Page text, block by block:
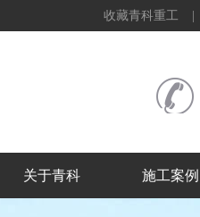
收藏青科重工
关于青科 施工案例